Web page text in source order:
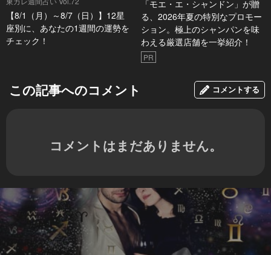
【8/1（月）～8/7（日）】12星
座別に、あなたの1週間の運勢を
チェック！
「モエ・エ・シャンドン」が贈
る、2026年夏の特別なプロモー
ション。極上のシャンパンを味
わえる厳選店舗を一挙紹介！
PR
この記事へのコメント コメントする
コメントはまだありません。